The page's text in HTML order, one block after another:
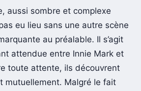
aussi sombre et complexe
eu lieu sans une autre scène
au préalable. Il s’agit
attendue entre Innie Mark et
toute attente, ils découvrent
mutuellement. Malgré le fait